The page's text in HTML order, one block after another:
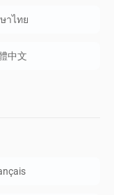
าไทย
中文